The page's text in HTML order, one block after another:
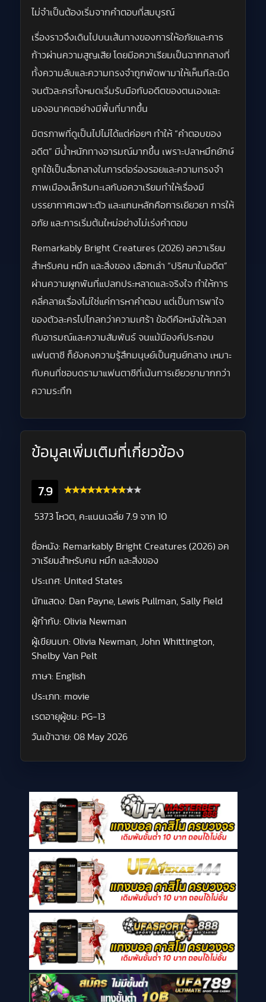
ไม่จำเป็นต้องเริ่มจากคำตอบที่สมบูรณ์
เรื่องราวจึงเดินไปบนเส้นทางของการให้อภัยและการ
ก้าวผ่านความสูญเสีย โดยมีอควาเรียมเป็นฉากกลางที่
ทั้งความลับและความทรงจำถูกพัดพามาให้เห็นทีละนิด
จนตัวละครทั้งหมดเริ่มรับมือกับอดีตของตนเองและ
มองอนาคตอย่างมีพื้นที่มากขึ้น
มิตรภาพที่ดูเป็นไปไม่ได้แต่ค่อยๆ ทำให้ “คำตอบของ
อดีต” มีน้ำหนักทางอารมณ์มากขึ้น เพราะปลาหมึกยักษ์
ถูกใช้เป็นสื่อกลางในการต่อร่องรอยและความทรงจำ
ภาพเมืองเล็กริมทะเลกับอควาเรียมทำให้เรื่องมี
บรรยากาศเฉพาะตัว และแกนหลักคือการเยียวยา การให้
อภัย และการเริ่มต้นใหม่อย่างไม่เร่งคำตอบ
Remarkably Bright Creatures (2026) อควาเรียม
สำหรับคน หมึก และสิ่งของ เลือกเล่า “ปริศนาในอดีต”
ผ่านความผูกพันที่แปลกประหลาดและจริงใจ ทำให้การ
คลี่คลายเรื่องไม่ใช่แค่การหาคำตอบ แต่เป็นการพาใจ
ของตัวละครไปไกลกว่าความเศร้า ข้อดีคือหนังให้เวลา
กับอารมณ์และความสัมพันธ์ จนแม้มีองค์ประกอบ
แฟนตาซี ก็ยังคงความรู้สึกมนุษย์เป็นศูนย์กลาง เหมาะ
กับคนที่ชอบดรามาแฟนตาซีที่เน้นการเยียวยามากกว่า
ความระทึก
ข้อมูลเพิ่มเติมที่เกี่ยวข้อง
7.9
5373 โหวต, คะแนนเฉลี่ย 7.9 จาก 10
ชื่อหนัง: Remarkably Bright Creatures (2026) อค
วาเรียมสำหรับคน หมึก และสิ่งของ
ประเทศ: United States
นักแสดง: Dan Payne, Lewis Pullman, Sally Field
ผู้กำกับ: Olivia Newman
ผู้เขียนบท: Olivia Newman, John Whittington,
Shelby Van Pelt
ภาษา: English
ประเภท: movie
เรตอายุผู้ชม: PG-13
วันเข้าฉาย: 08 May 2026